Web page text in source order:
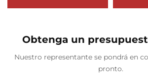
Obtenga un
Nuestro representante se pondrá en
pronto.